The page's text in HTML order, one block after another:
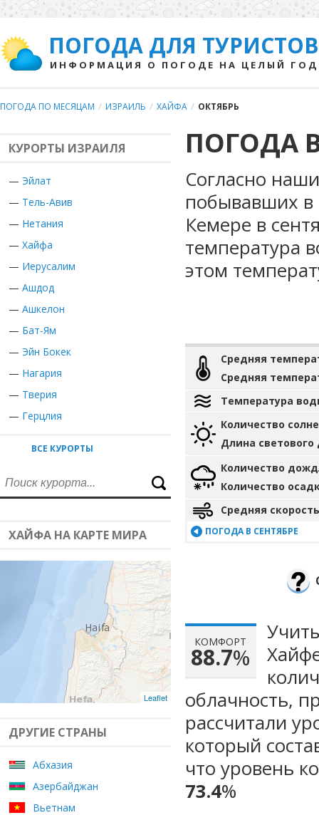
ПОГОДА ДЛЯ ТУРИСТОВ
ИНФОРМАЦИЯ О ПОГОДЕ НА ЦЕЛЫЙ ГОД
ПОГОДА ПО МЕСЯЦАМ / ИЗРАИЛЬ / ХАЙФА / ОКТЯБРЬ
КУРОРТЫ ИЗРАИЛЯ
— Эйлат
— Тель-Авив
— Нетания
— Хайфа
— Иерусалим
— Ашдод
— Ашкелон
— Бат-Ям
— Эйн Бокек
— Нагария
— Тверия
— Герцлия
ВСЕ КУРОРТЫ
ХАЙФА НА КАРТЕ МИРА
Leaflet
ДРУГИЕ СТРАНЫ
Абхазия
Азербайджан
Вьетнам
ПОГОДА
Согласно
побывавших в
Кемере в
температура
этом
Средняя
Средняя
Температура
Количество
Длина светового
Количество
Количество
Средняя
ПОГОДА В СЕНТЯБРЕ
КОМФОРТ
88.7%
облачность,
рассчитали
который
что уровень
73.4%